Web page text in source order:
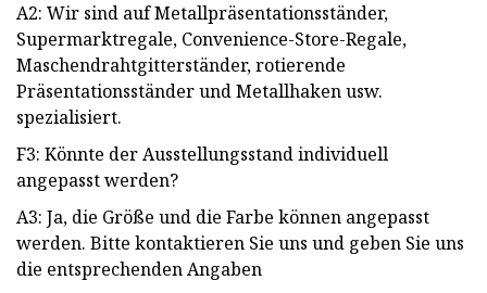
A2: Wir sind auf Metallpräsentationsständer,
Supermarktregale, Convenience-Store-Regale,
Maschendrahtgitterständer, rotierende
Präsentationsständer und Metallhaken usw.
spezialisiert.
F3: Könnte der Ausstellungsstand individuell
angepasst werden?
A3: Ja, die Größe und die Farbe können angepasst
werden. Bitte kontaktieren Sie uns und geben Sie uns
die entsprechenden Angaben